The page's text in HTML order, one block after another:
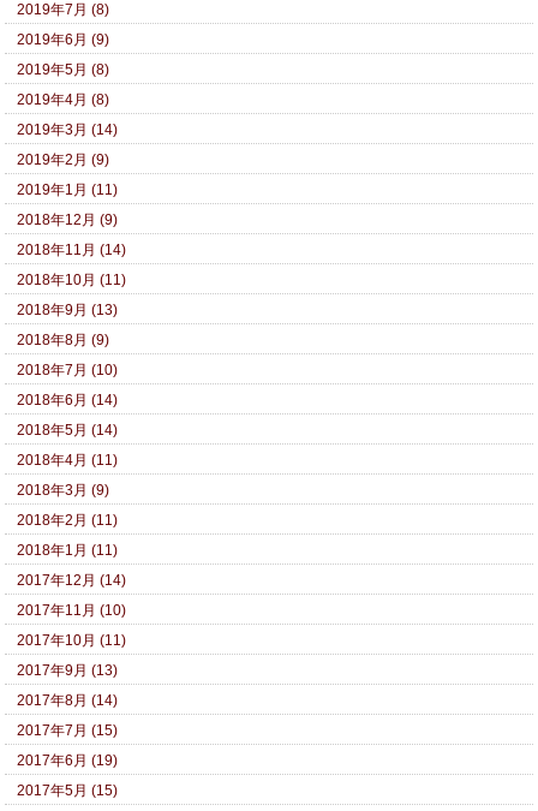
2019年7月 (8)
2019年6月 (9)
2019年5月 (8)
2019年4月 (8)
2019年3月 (14)
2019年2月 (9)
2019年1月 (11)
2018年12月 (9)
2018年11月 (14)
2018年10月 (11)
2018年9月 (13)
2018年8月 (9)
2018年7月 (10)
2018年6月 (14)
2018年5月 (14)
2018年4月 (11)
2018年3月 (9)
2018年2月 (11)
2018年1月 (11)
2017年12月 (14)
2017年11月 (10)
2017年10月 (11)
2017年9月 (13)
2017年8月 (14)
2017年7月 (15)
2017年6月 (19)
2017年5月 (15)